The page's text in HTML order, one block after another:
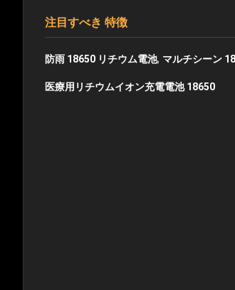
注目すべき 特徴
防雨 18650 リチウム電池, マルチシーン
医療用リチウムイオン充電電池 18650